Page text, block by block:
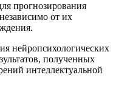
прогнозирования
от их
нейропсихологических
полученных
интеллектуальной